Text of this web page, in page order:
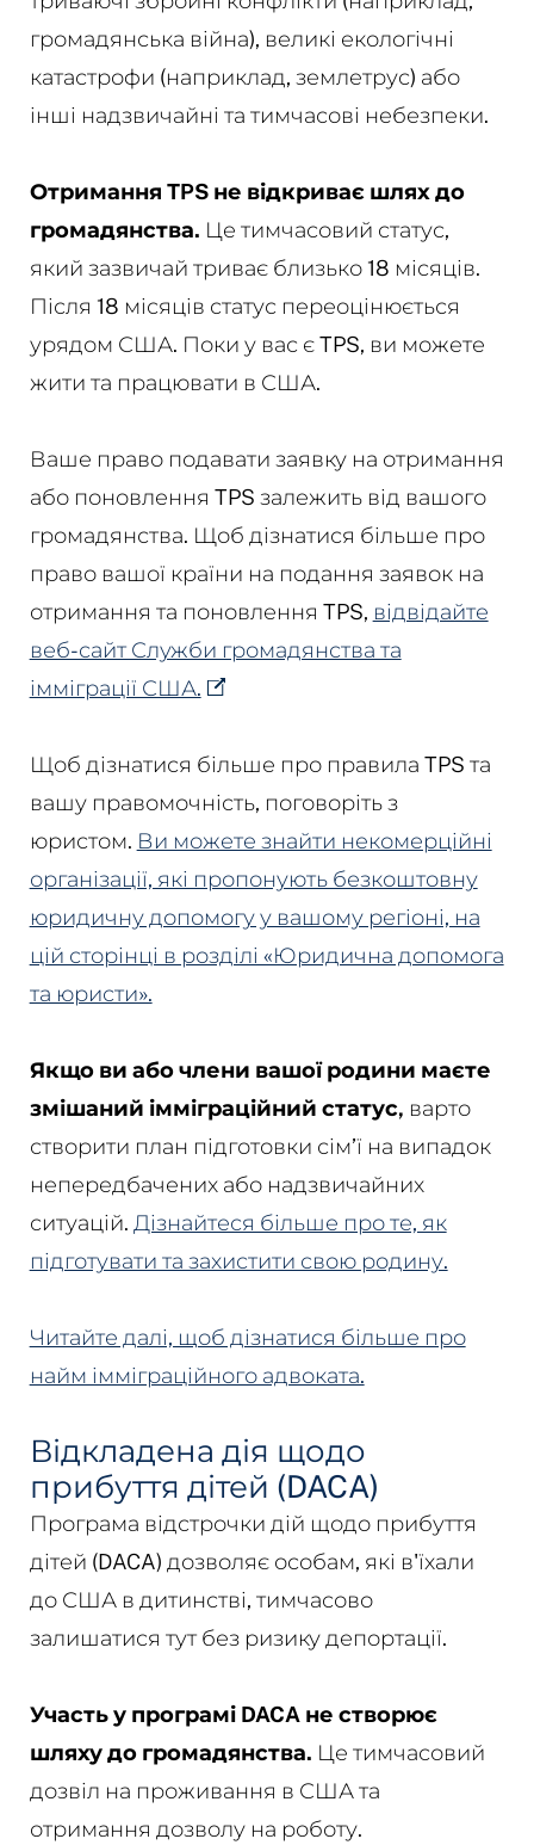
громадянська війна), великі екологічні
катастрофи (наприклад, землетрус) або
інші надзвичайні та тимчасові небезпеки.
Отримання TPS не відкриває шлях до
громадянства. Це тимчасовий статус,
який зазвичай триває близько 18 місяців.
Після 18 місяців статус переоцінюється
урядом США. Поки у вас є TPS, ви можете
жити та працювати в США.
Ваше право подавати заявку на отримання
або поновлення TPS залежить від вашого
громадянства. Щоб дізнатися більше про
право вашої країни на подання заявок на
отримання та поновлення TPS, відвідайте
веб-сайт Служби громадянства та
імміграції США.
Щоб дізнатися більше про правила TPS та
вашу правомочність, поговоріть з
юристом. Ви можете знайти некомерційні
організації, які пропонують безкоштовну
юридичну допомогу у вашому регіоні, на
цій сторінці в розділі «Юридична допомога
та юристи».
Якщо ви або члени вашої родини маєте
змішаний імміграційний статус, варто
створити план підготовки сім’ї на випадок
непередбачених або надзвичайних
ситуацій. Дізнайтеся більше про те, як
підготувати та захистити свою родину.
Читайте далі, щоб дізнатися більше про
найм імміграційного адвоката.
Відкладена дія щодо
прибуття дітей (DACA)
Програма відстрочки дій щодо прибуття
дітей (DACA) дозволяє особам, які в'їхали
до США в дитинстві, тимчасово
залишатися тут без ризику депортації.
Участь у програмі DACA не створює
шляху до громадянства. Це тимчасовий
дозвіл на проживання в США та
отримання дозволу на роботу.